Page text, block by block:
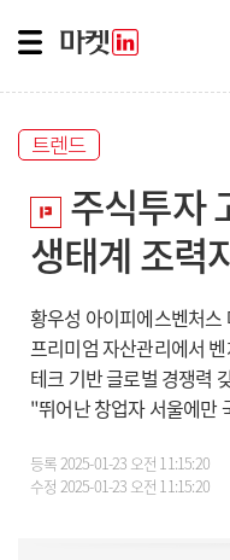
트렌드
주식투자
생태계 조력
황우성 아이피에스벤처스
프리미엄 자산관리에서
테크 기반 글로벌 경쟁력
"뛰어난 창업자 서울에만
등록2025-01-23 오전 11:15:20
수정 2025-01-23 오전 11:15:20